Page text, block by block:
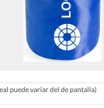
puede variar del de pantalla)